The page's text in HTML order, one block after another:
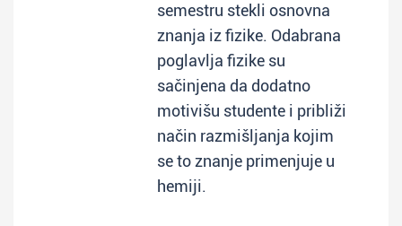
semestru stekli osnovna
znanja iz fizike. Odabrana
poglavlja fizike su
sačinjena da dodatno
motivišu studente i približi
način razmišljanja kojim
se to znanje primenjuje u
hemiji.